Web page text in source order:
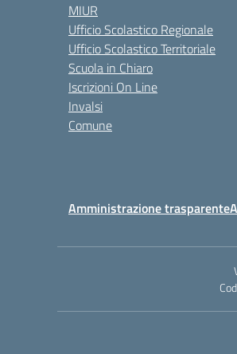
MIUR
Ufficio Scolastico Regionale
Ufficio Scolastico Territoriale
Scuola in Chiaro
Iscrizioni On Line
Invalsi
Comune
Amministrazione trasparente